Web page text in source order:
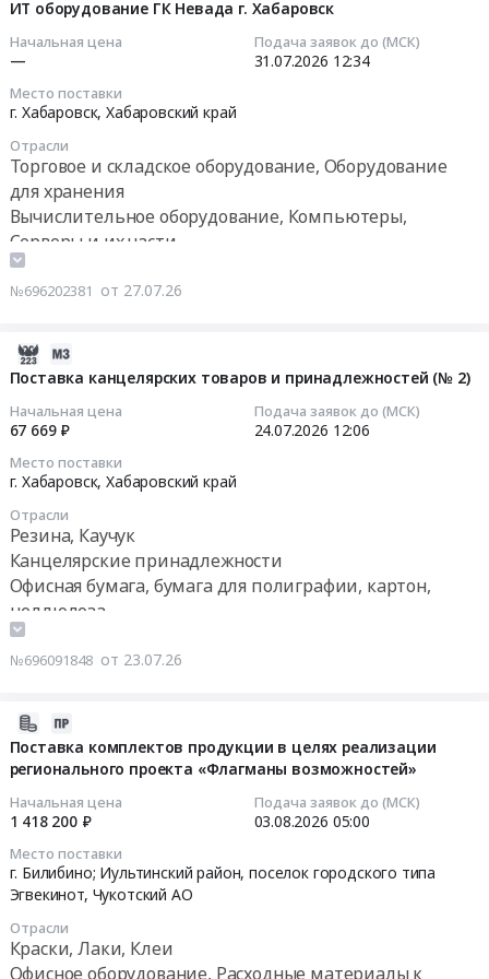
ИТ оборудование ГК Невада г. Хабаровск
Начальная цена
—
Подача заявок до (МСК)
31.07.2026 12:34
Место поставки
г. Хабаровск,Хабаровский край
Отрасли
Торговое и складское оборудование, Оборудование
для хранения
Вычислительное оборудование, Компьютеры,
Серверы и их части
Контрольно-кассовое оборудование и материалы,
монтаж и обслуживание
телекоммуникационного оборудования
Оборудование для полиграфии , монтаж и
обслуживание
№696202381 от 27.07.26
Поставка канцелярских товаров и принадлежностей (№ 2)
Начальная цена
67 669 ₽
Подача заявок до (МСК)
24.07.2026 12:06
Место поставки
г. Хабаровск,Хабаровский край
Отрасли
Резина, Каучук
Канцелярские принадлежности
Офисная бумага, бумага для полиграфии, картон,
целлюлоза
Тара и упаковка
Оборудование для полиграфии , монтаж и
№696091848 от 23.07.26
Поставка комплектов продукции в целях реализации
регионального проекта «Флагманы возможностей»
Начальная цена
1 418 200 ₽
Подача заявок до (МСК)
03.08.2026 05:00
Место поставки
г. Билибино; Иультинский район, поселок городского типа
Эгвекинот, Чукотский АО
Отрасли
Краски, Лаки, Клеи
Офисное оборудование, Расходные материалы к